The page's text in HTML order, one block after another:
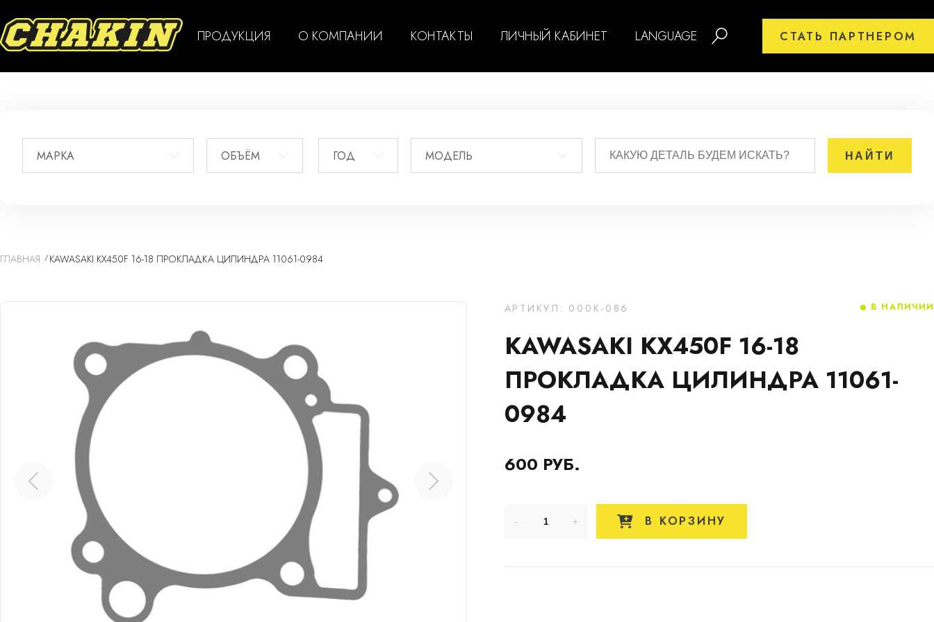
ПРОДУКЦИЯ О КОМПАНИИ КОНТАКТЫ ЛИЧНЫЙ КАБИНЕТ LANGUAGE СТАТЬ ПАРТНЕРОМ
МАРКА ОБЪЁМ ГОД МОДЕЛЬ
ГЛАВНАЯ KAWASAKI KX450F 16-18 ПРОКЛАДКА ЦИЛИНДРА 11061-0984
АРТИКУЛ: 000K-086
KAWASAKI KX450F 16-18
ПРОКЛАДКА ЦИЛИНДРА 11061-
0984
600 РУБ.
В НАЛИЧИИ
В КОРЗИНУ